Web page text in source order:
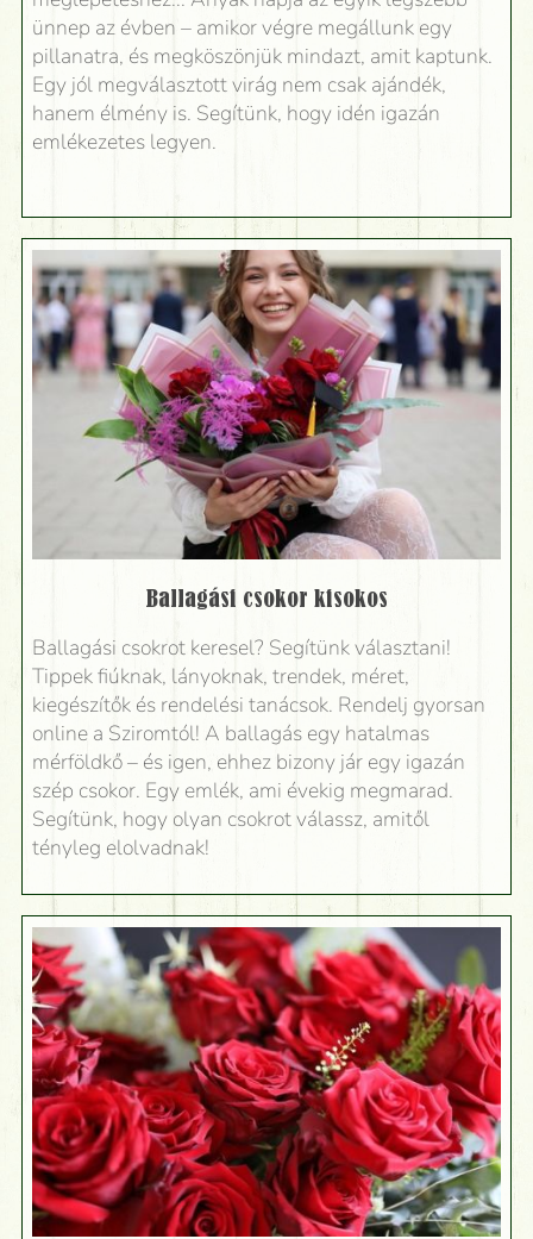
ünnep az évben – amikor végre megállunk egy
pillanatra, és megköszönjük mindazt, amit kaptunk.
Egy jól megválasztott virág nem csak ajándék,
hanem élmény is. Segítünk, hogy idén igazán
emlékezetes legyen.
Ballagási csokor kisokos
Ballagási csokrot keresel? Segítünk választani!
Tippek fiúknak, lányoknak, trendek, méret,
kiegészítők és rendelési tanácsok. Rendelj gyorsan
online a Sziromtól! A ballagás egy hatalmas
mérföldkő – és igen, ehhez bizony jár egy igazán
szép csokor. Egy emlék, ami évekig megmarad.
Segítünk, hogy olyan csokrot válassz, amitől
tényleg elolvadnak!